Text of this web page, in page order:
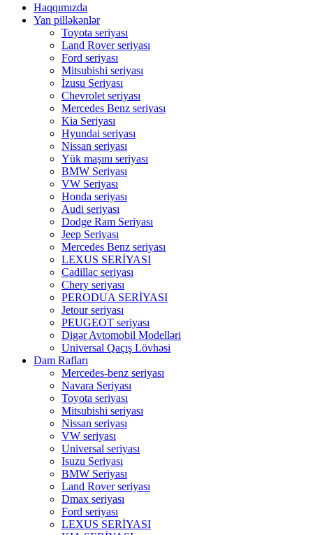
Haqqımızda
Yan pilləkənlər
Toyota seriyası
Land Rover seriyası
Ford seriyası
Mitsubishi seriyası
İzusu Seriyası
Chevrolet seriyası
Mercedes Benz seriyası
Kia Seriyası
Hyundai seriyası
Nissan seriyası
Yük maşını seriyası
BMW Seriyası
VW Seriyası
Honda seriyası
Audi seriyası
Dodge Ram Seriyası
Jeep Seriyası
Mercedes Benz seriyası
LEXUS SERİYASI
Cadillac seriyası
Chery seriyası
PERODUA SERİYASI
Jetour seriyası
PEUGEOT seriyası
Digər Avtomobil Modelləri
Universal Qaçış Lövhəsi
Dam Rafları
Mercedes-benz seriyası
Navara Seriyası
Toyota seriyası
Mitsubishi seriyası
Nissan seriyası
VW seriyası
Universal seriyası
Isuzu Seriyası
BMW Seriyası
Land Rover seriyası
Dmax seriyası
Ford seriyası
LEXUS SERİYASI